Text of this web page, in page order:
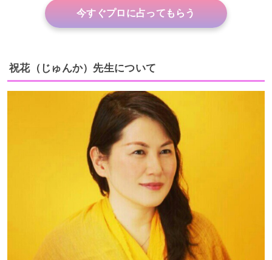
今すぐプロに占ってもらう
祝花（じゅんか）先生について